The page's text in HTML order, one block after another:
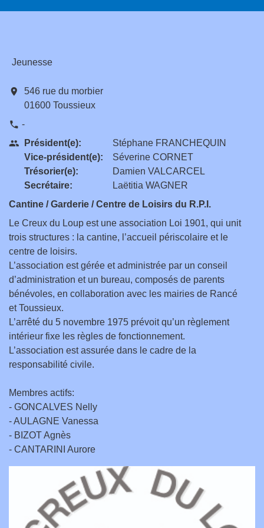
Jeunesse
location_on
546 rue du morbier
01600 Toussieux
phone -
people
Président(e):
Vice-président(e):
Trésorier(e):
Secrétaire:
Stéphane FRANCHEQUIN
Séverine CORNET
Damien VALCARCEL
Laëtitia WAGNER
Cantine / Garderie / Centre de Loisirs du R.P.I.
Le Creux du Loup est une association Loi 1901, qui unit
trois structures : la cantine, l’accueil périscolaire et le
centre de loisirs.
L’association est gérée et administrée par un conseil
d’administration et un bureau, composés de parents
bénévoles, en collaboration avec les mairies de Rancé
et Toussieux.
L’arrêté du 5 novembre 1975 prévoit qu’un règlement
intérieur fixe les règles de fonctionnement.
L’association est assurée dans le cadre de la
responsabilité civile.
Membres actifs:
- GONCALVES Nelly
- AULAGNE Vanessa
- BIZOT Agnès
- CANTARINI Aurore